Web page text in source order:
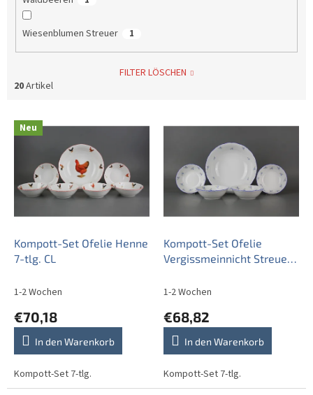
Wiesenblumen Streuer 1
FILTER LÖSCHEN
20Artikel
Neu
Kompott-Set Ofelie Henne
7-tlg. CL
1-2 Wochen
€70,18
In den Warenkorb
Kompott-Set 7-tlg.
Kompott-Set Ofelie
Vergissmeinnicht Streuer
1-2 Wochen
€68,82
In den Warenkorb
Kompott-Set 7-tlg.